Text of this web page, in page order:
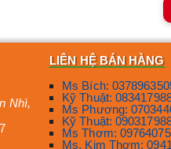
đánh giá cao nhờ công
Odour-less ít mùi,
chủ yếu tập trung vào
độ phủ cao và khả năng
lau chùi. TOA cũng cung
Nhì,
LIÊN HỆ BÁN HÀNG
Ms Bích:
Kỹ Thuật:
Ms Phương:
Kỹ Thuật:
Ms Thơm:
Ms. Kim Thơm: